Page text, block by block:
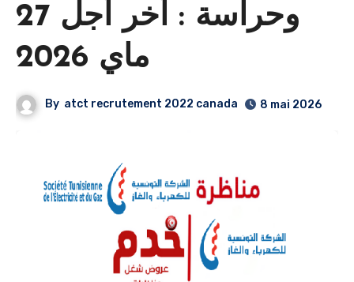
وحراسة : أخر أجل 27
ماي 2026
By atct recrutement 2022 canada 8 mai 2026